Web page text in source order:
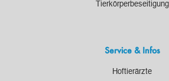
Tierkörperbeseitigung
Service & Infos
Hoftierärzte